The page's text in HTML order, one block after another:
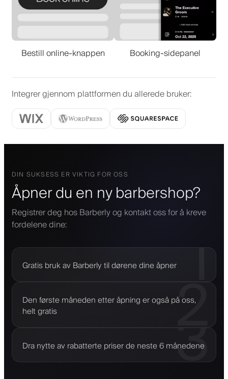
Bestill online-knappen Booking-sidepanel
Integrer gjennom plattformen du allerede bruker:
DIN SUKSESS ER VIKTIG FOR OSS
Åpner du en ny barbershop?
Registrer deg hos Barberly og kontakt oss for å kreve
fordelene dine:
Gratis bruk av Barberly til dørene dine åpner 1
Den første måneden etter åpning er også på oss,
helt gratis
2
Dra nytte av rabatterte priser de neste 6 månedene
3